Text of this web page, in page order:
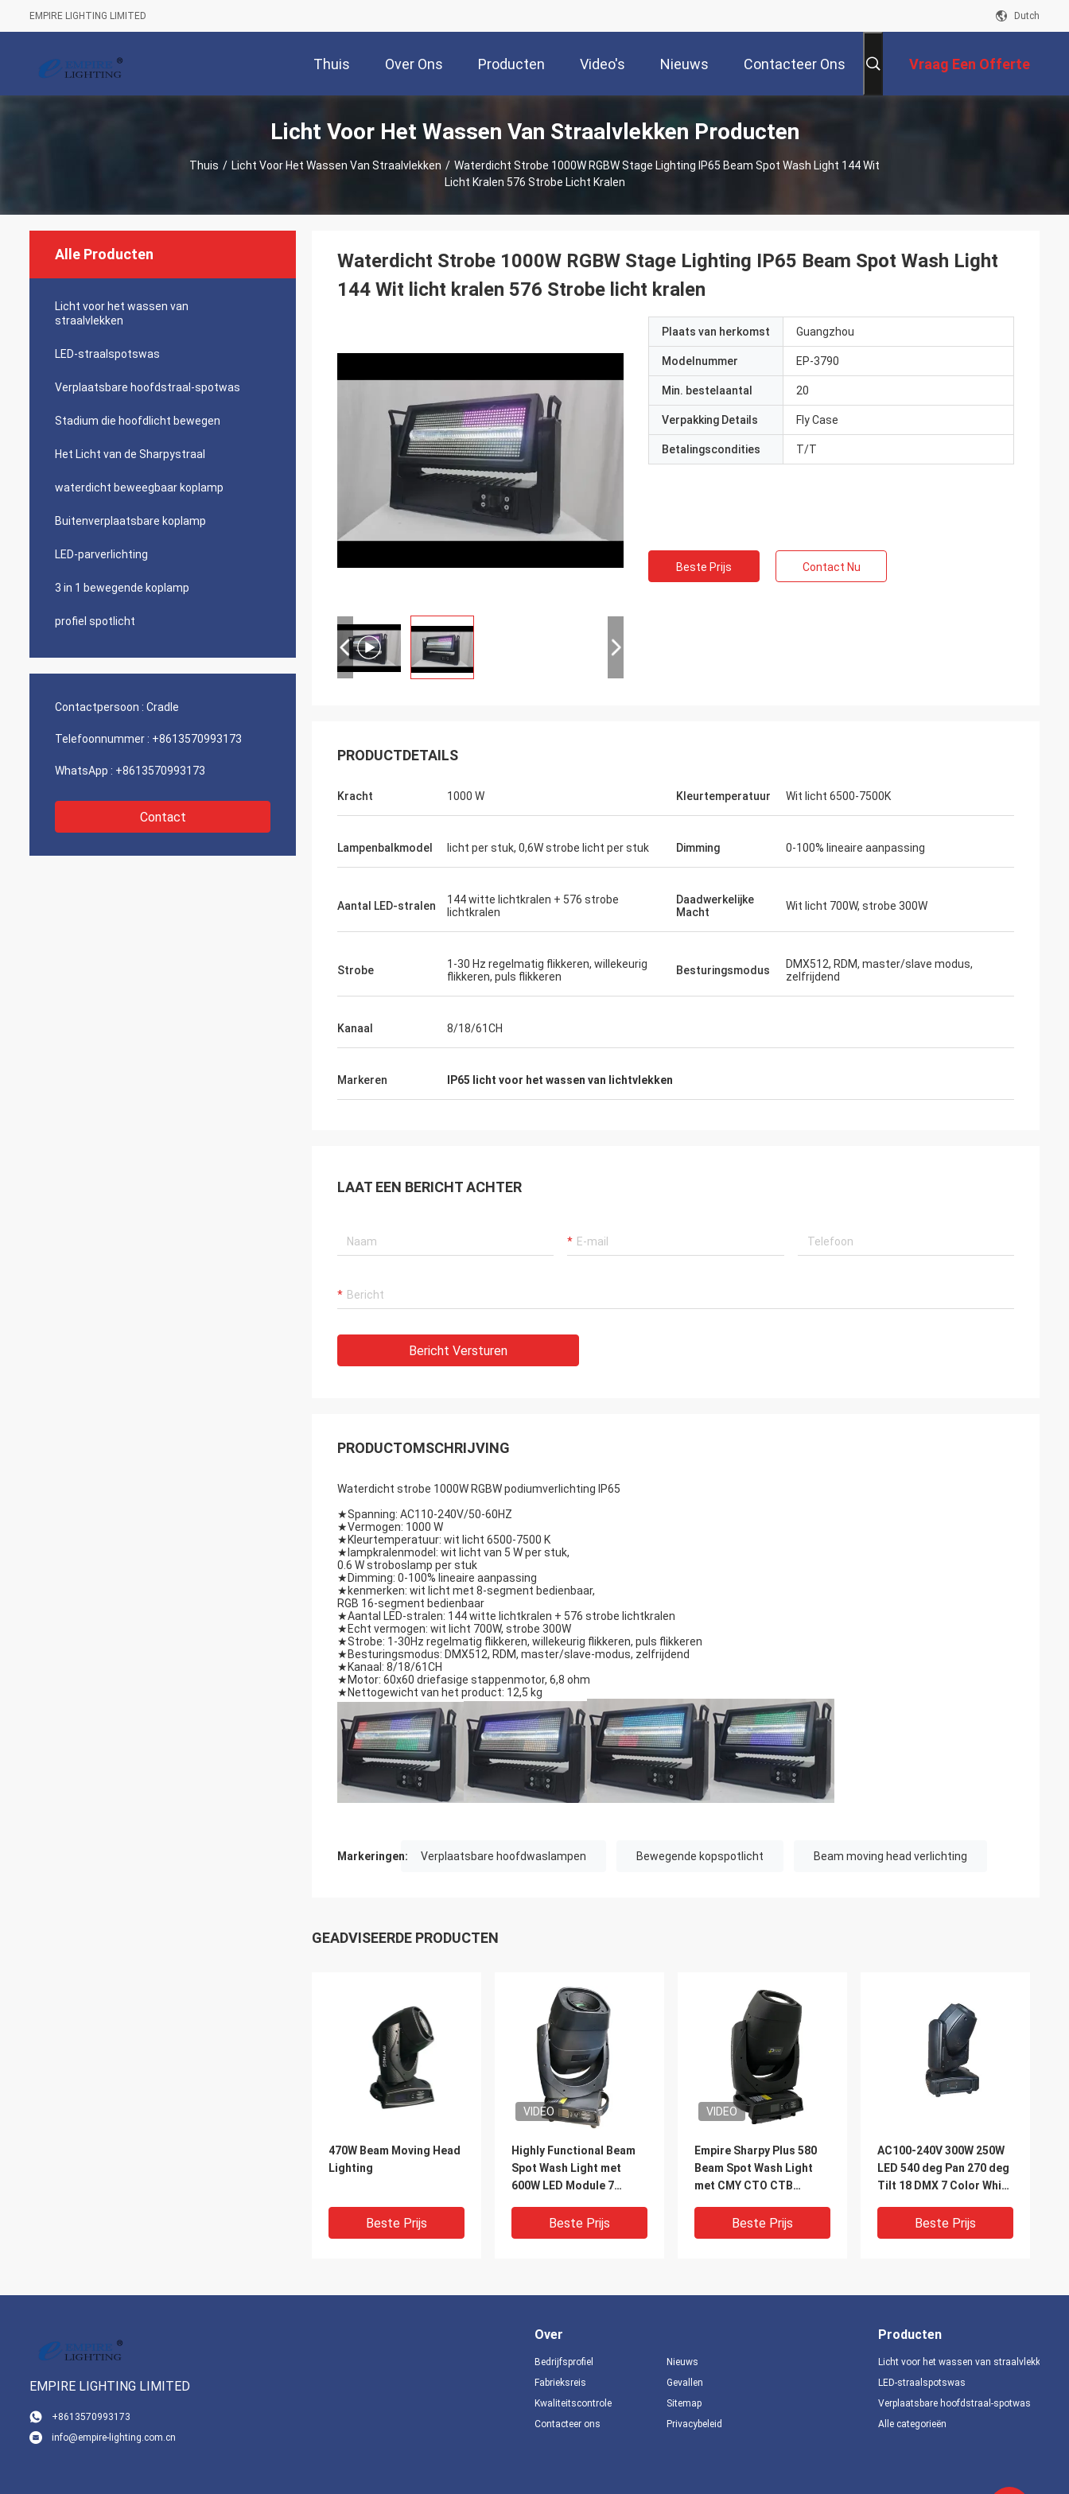
EMPIRE LIGHTING LIMITED Dutch
Thuis Over Ons Producten Video's Nieuws Contacteer Ons Vraag Een Offerte
Licht Voor Het Wassen Van Straalvlekken Producten
Thuis / Licht Voor Het Wassen Van Straalvlekken / Waterdicht Strobe 1000W RGBW Stage Lighting IP65 Beam Spot Wash Light 144 Wit
Licht Kralen 576 Strobe Licht Kralen
Alle Producten
Licht voor het wassen van
straalvlekken
LED-straalspotswas
Verplaatsbare hoofdstraal-spotwas
Stadium die hoofdlicht bewegen
Het Licht van de Sharpystraal
waterdicht beweegbaar koplamp
Buitenverplaatsbare koplamp
LED-parverlichting
3 in 1 bewegende koplamp
profiel spotlicht
Contactpersoon : Cradle
Telefoonnummer : +8613570993173
WhatsApp : +8613570993173
Contact
Waterdicht Strobe 1000W RGBW Stage Lighting IP65 Beam Spot Wash Light
144 Wit licht kralen 576 Strobe licht kralen
Plaats van herkomst Guangzhou
Modelnummer EP-3790
Min. bestelaantal 20
Verpakking Details Fly Case
Betalingscondities T/T
Beste Prijs Contact Nu
PRODUCTDETAILS
Kracht 1000 W Kleurtemperatuur Wit licht 6500-7500K
Lampenbalkmodel licht per stuk, 0,6W strobe licht per stuk Dimming 0-100% lineaire aanpassing
Aantal LED-stralen
144 witte lichtkralen + 576 strobe
lichtkralen
Daadwerkelijke
Macht
Wit licht 700W, strobe 300W
Strobe
1-30 Hz regelmatig flikkeren, willekeurig
flikkeren, puls flikkeren
Besturingsmodus
DMX512, RDM, master/slave modus,
zelfrijdend
Kanaal 8/18/61CH
Markeren IP65 licht voor het wassen van lichtvlekken
LAAT EEN BERICHT ACHTER
Bericht Versturen
PRODUCTOMSCHRIJVING
Waterdicht strobe 1000W RGBW podiumverlichting IP65
★Spanning: AC110-240V/50-60HZ
★Vermogen: 1000 W
★ Kleurtemperatuur: wit licht 6500-7500 K
★ lampkralenmodel: wit licht van 5 W per stuk,
0.6 W stroboslamp per stuk
★ Dimming: 0-100% lineaire aanpassing
★ kenmerken: wit licht met 8-segment bedienbaar,
RGB 16-segment bedienbaar
★Aantal LED-stralen: 144 witte lichtkralen + 576 strobe lichtkralen
★ Echt vermogen: wit licht 700W, strobe 300W
★Strobe: 1-30Hz regelmatig flikkeren, willekeurig flikkeren, puls flikkeren
★ Besturingsmodus: DMX512, RDM, master/slave-modus, zelfrijdend
★ Kanaal: 8/18/61CH
★ Motor: 60x60 driefasige stappenmotor, 6,8 ohm
★ Nettogewicht van het product: 12,5 kg
Markeringen: Verplaatsbare hoofdwaslampen Bewegende kopspotlicht Beam moving head verlichting
GEADVISEERDE PRODUCTEN
470W Beam Moving Head
Lighting
Beste Prijs
VIDEO
Highly Functional Beam
Spot Wash Light met
600W LED Module 7
Color System
Beste Prijs
VIDEO
Empire Sharpy Plus 580
Beam Spot Wash Light
met CMY CTO CTB
480W Lamp 15 Kleuren 8
Roterende Gobos 31 DMX
Beste Prijs
AC100-240V 300W 250W
LED 540 deg Pan 270 deg
Tilt 18 DMX 7 Color White
voor het ontwerpen van
podiumverlichting
Beste Prijs
EMPIRE LIGHTING LIMITED
+8613570993173
info@empire-lighting.com.cn
Over
Bedrijfsprofiel
Fabrieksreis
Kwaliteitscontrole
Contacteer ons
Nieuws
Gevallen
Sitemap
Privacybeleid
Producten
Licht voor het wassen van straalvlekken
LED-straalspotswas
Verplaatsbare hoofdstraal-spotwas
Alle categorieën